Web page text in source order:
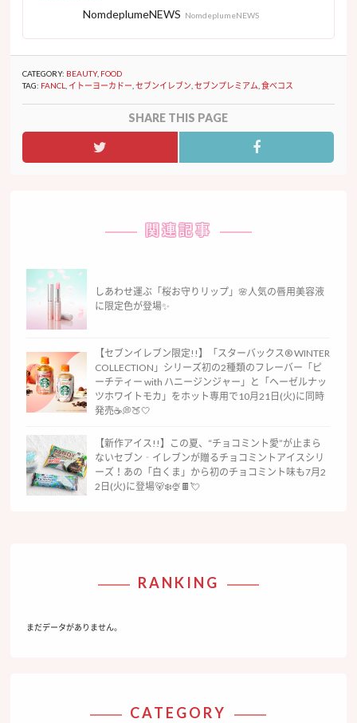
NomdeplumeNEWS NomdeplumeNEWS
CATEGORY: BEAUTY, FOOD
TAG: FANCL イトーヨーカドー ,セブンイレブン ,セブンプレミアム ,食べコス
SHARE THIS PAGE
関連記事
しあわせ運ぶ「桜お守りリップ」🌸人気の唇用美容液
に限定色が登場✨
【セブンイレブン限定!!】「スターバックス® WINTER
COLLECTION」シリーズ初の2種類のフレーバー「ピ
ーチティー with ハニージンジャー」と「ヘーゼルナッ
ツホワイトモカ」をホット専用で10月21日(火)に同時
発売☕️💭🍑🤍
【新作アイス!!】この夏、“チョコミント愛”が止まら
ないセブン‐イレブンが贈るチョコミントアイスシリ
ーズ！あの「白くま」から初のチョコミント味も7月2
2日(火)に登場🐻‍❄️🍨🍫💘
RANKING
まだデータがありません。
CATEGORY